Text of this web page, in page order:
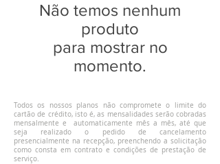
Não temos nenhum
produto
para mostrar no
momento.
Todos os nossos planos não compromete o limite do
cartão de crédito, isto é, as mensalidades serão cobradas
mensalmente e automaticamente mês a mês, até que
seja realizado o pedido de cancelamento
presencialmente na recepção, preenchendo a solicitação
como consta em contrato e condições de prestação de
serviço.